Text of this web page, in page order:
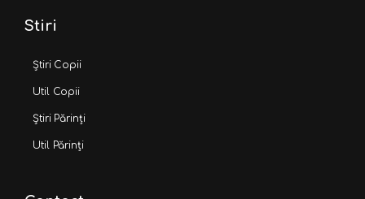
Stiri
Știri Copii
Util Copii
Știri Părinți
Util Părinți